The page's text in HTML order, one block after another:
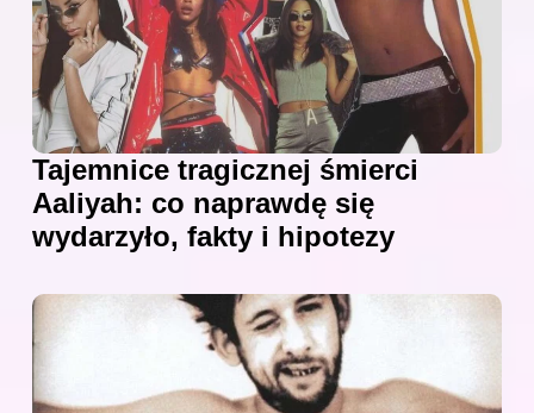
Tajemnice tragicznej śmierci
Aaliyah: co naprawdę się
wydarzyło, fakty i hipotezy